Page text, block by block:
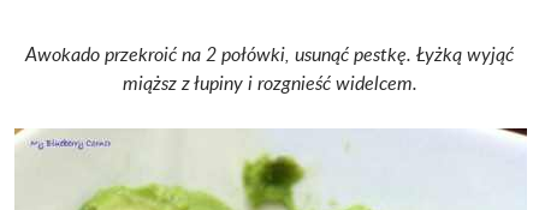
Awokado przekroić na 2 połówki, usunąć pestkę. Łyżką wyjąć
miąższ z łupiny i rozgnieść widelcem.